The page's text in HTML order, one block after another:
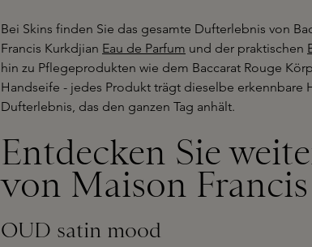
Bei Skins finden Sie das gesamte Dufterlebnis von
Francis Kurkdjian Eau de Parfum und der praktischen
hin zu Pflegeprodukten wie dem Baccarat Rouge
Handseife - jedes Produkt trägt dieselbe erkennbare
Dufterlebnis, das den ganzen Tag anhält.
Entdecken Sie
von Maison Francis
OUD satin mood